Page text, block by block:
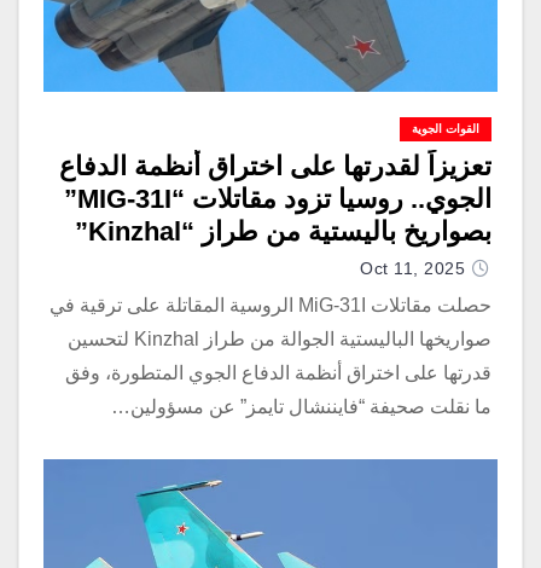
القوات الجوية
تعزيزاً لقدرتها على اختراق أنظمة الدفاع
الجوي.. روسيا تزود مقاتلات “MIG-31I”
بصواريخ باليستية من طراز “Kinzhal”
Oct 11, 2025
حصلت مقاتلات MiG-31I الروسية المقاتلة على ترقية في
صواريخها الباليستية الجوالة من طراز Kinzhal لتحسين
قدرتها على اختراق أنظمة الدفاع الجوي المتطورة، وفق
ما نقلت صحيفة “فايننشال تايمز” عن مسؤولين…